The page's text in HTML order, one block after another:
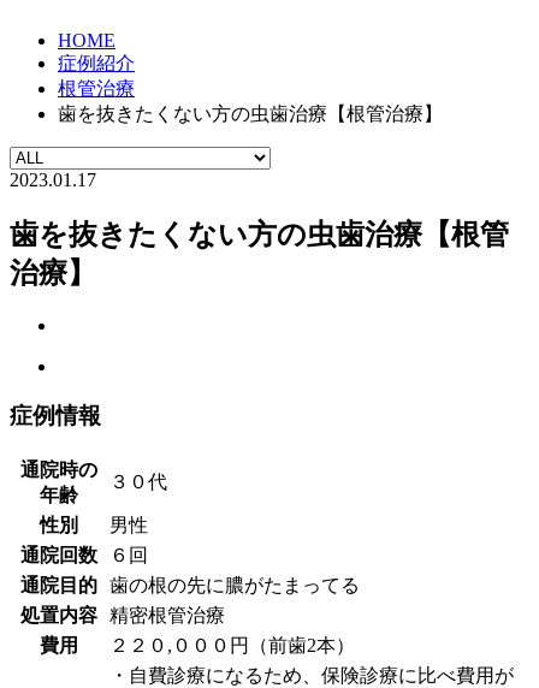
HOME
症例紹介
根管治療
歯を抜きたくない方の虫歯治療【根管治療】
2023.01.17
歯を抜きたくない方の虫歯治療【根管
治療】
症例情報
通院時の
年齢
３０代
性別
男性
通院回数
６回
通院目的 歯の根の先に膿がたまってる
処置内容 精密根管治療
費用
２２０,０００円（前歯2本）
・自費診療になるため、保険診療に比べ費用が